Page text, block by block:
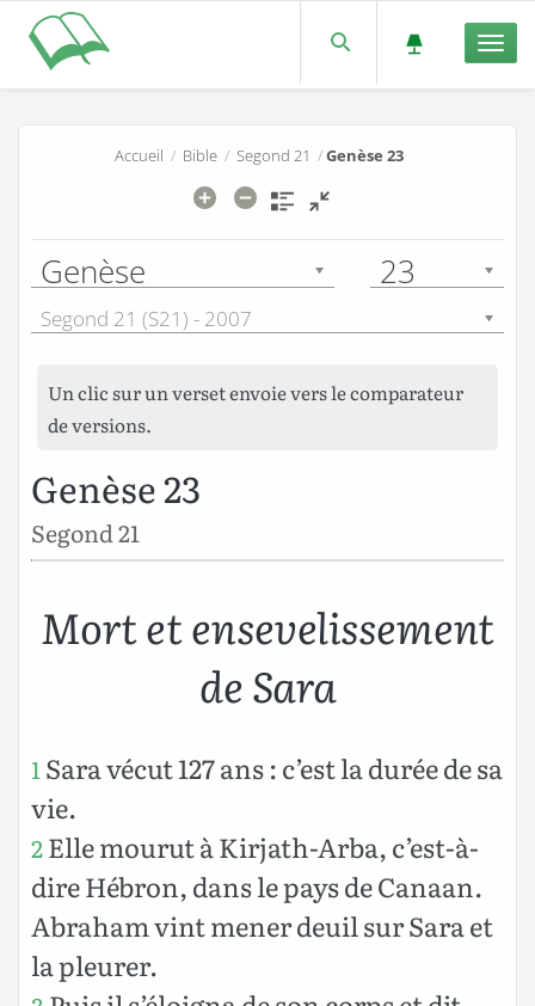
Accueil / Bible /Segond 21 /Genèse 23
Genèse 23
Segond 21 (S21) - 2007
Un clic sur un verset envoie vers le comparateur
de versions.
Genèse 23
Segond 21
Mort et ensevelissement
de Sara
1 Sara vécut 127 ans : c’est la durée de sa
vie.
2Elle mourut à Kirjath-Arba, c’est-à-
dire Hébron, dans le pays de Canaan.
Abraham vint mener deuil sur Sara et
la pleurer.